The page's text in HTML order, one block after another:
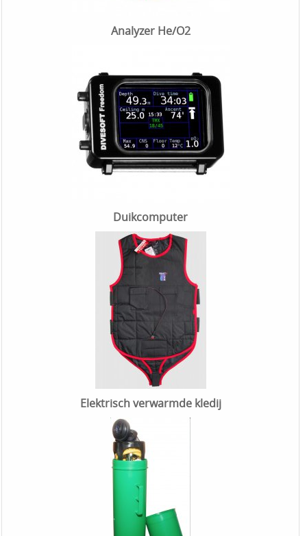
Analyzer He/O2
Duikcomputer
Elektrisch verwarmde kledij